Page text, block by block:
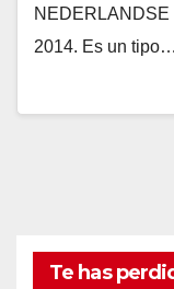
NEDERLANDSE
2014. Es un tipo…
Te has